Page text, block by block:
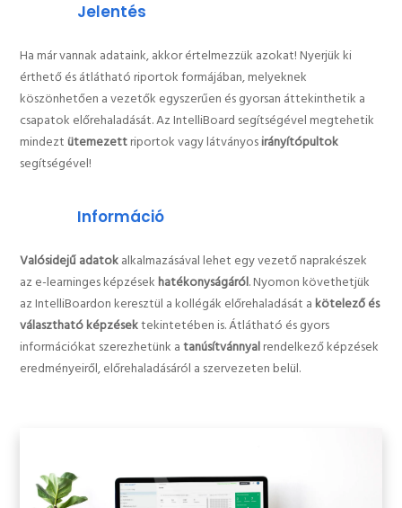
Jelentés
Ha már vannak adataink, akkor értelmezzük azokat! Nyerjük ki
érthető és átlátható riportok formájában, melyeknek
köszönhetően a vezetők egyszerűen és gyorsan áttekinthetik a
csapatok előrehaladását. Az IntelliBoard segítségével megtehetik
mindeztütemezettriportok vagy látványosirányítópultok
segítségével!
Információ
Valósidejű adatokalkalmazásával lehet egy vezető naprakészek
az e-learninges képzésekhatékonyságáról. Nyomon követhetjük
az IntelliBoardon keresztül a kollégák előrehaladását akötelező és
választható képzésektekintetében is. Átlátható és gyors
információkat szerezhetünk atanúsítvánnyalrendelkező képzések
eredményeiről, előrehaladásáról a szervezeten belül.